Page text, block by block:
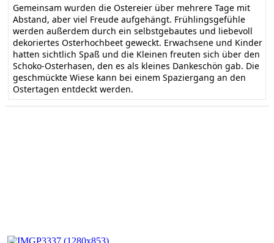
Gemeinsam wurden die Ostereier über mehrere Tage mit
Abstand, aber viel Freude aufgehängt. Frühlingsgefühle
werden außerdem durch ein selbstgebautes und liebevoll
dekoriertes Osterhochbeet geweckt. Erwachsene und Kinder
hatten sichtlich Spaß und die Kleinen freuten sich über den
Schoko-Osterhasen, den es als kleines Dankeschön gab. Die
geschmückte Wiese kann bei einem Spaziergang an den
Ostertagen entdeckt werden.